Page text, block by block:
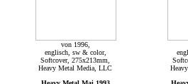
von 1996,
englisch, sw & color,
Softcover, 275x213mm,
Heavy Metal Media, LLC